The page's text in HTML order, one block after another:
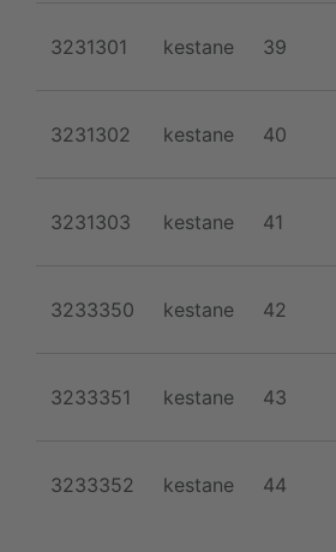
3231301 kestane 39
3231302 kestane 40
3231303 kestane 41
3233350 kestane 42
3233351 kestane 43
3233352 kestane 44